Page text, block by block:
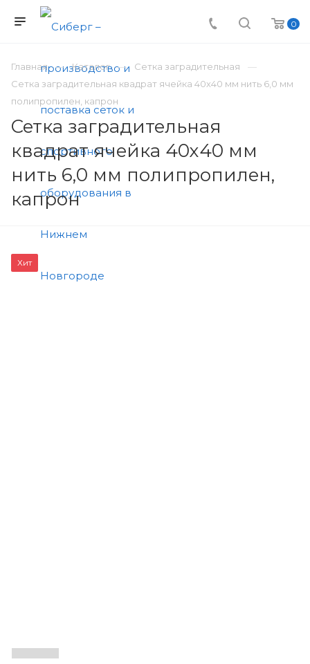
0
Главная Каталог
Сетка заградительная
Сетка заградительная квадрат ячейка 40х40 мм нить 6,0 мм
полипропилен, капрон
Сетка заградительная
квадрат ячейка 40х40 мм
нить 6,0 мм полипропилен,
капрон
Хит